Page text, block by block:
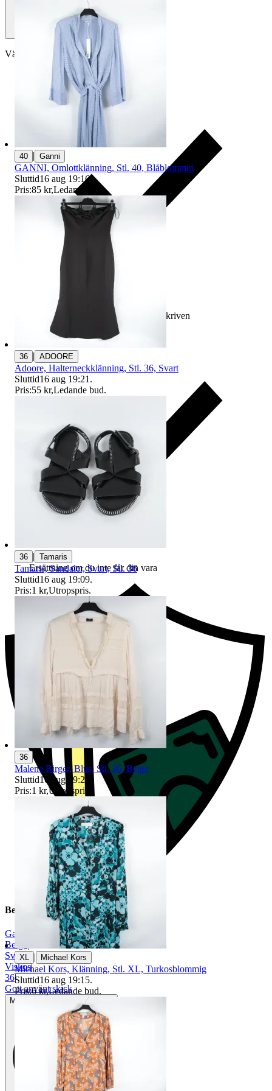
Välj till köparskydd
Ersättning om varan inte är som beskriven
Ersättning om du inte får din vara
Beskrivning
Ganni
Beige
Svart|
Viskos|
36|
Gott använt skick
Mindre tecken på användning
40 | Ganni
GANNI, Omlottklänning, Stl. 40, Blåblommig
Sluttid16 aug 19:16.
Pris:85 kr,Ledande bud.
36 | ADOORE
Adoore, Halterneckklänning, Stl. 36, Svart
Sluttid16 aug 19:21 .
Pris:55 kr,Ledande bud.
36 | Tamaris
Tamaris, Sandaler, Svart, Stl. 36
Sluttid16 aug 19:09.
Pris:1 kr,Utropspris.
36
Malene Birger, Blus, Stl. 36, Beige
Sluttid16 aug 19:23
Pris:1 kr,Utropspris
XL | Michael Kors
Michael Kors, Klänning, Stl. XL, Turkosblommig
Sluttid16 aug 19:15.
Pris:6 kr,Ledande bud.